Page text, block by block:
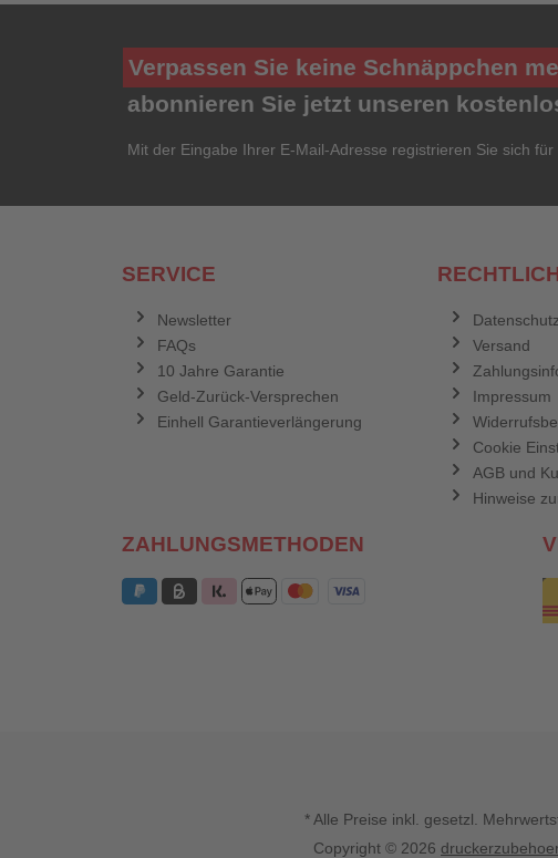
Verpassen Sie keine Schnäppchen
abonnieren Sie jetzt unseren
Mit der Eingabe Ihrer E-Mail-Adresse registrieren Sie sich
SERVICE
Newsletter
FAQs
10 Jahre Garantie
Geld-Zurück-Versprechen
Einhell Garantieverlängerung
Versand
Impressum
Cookie
AGB und
Hinweise
ZAHLUNGSMETHODEN
* Alle Preise inkl. gesetzl.
Copyright © 2026